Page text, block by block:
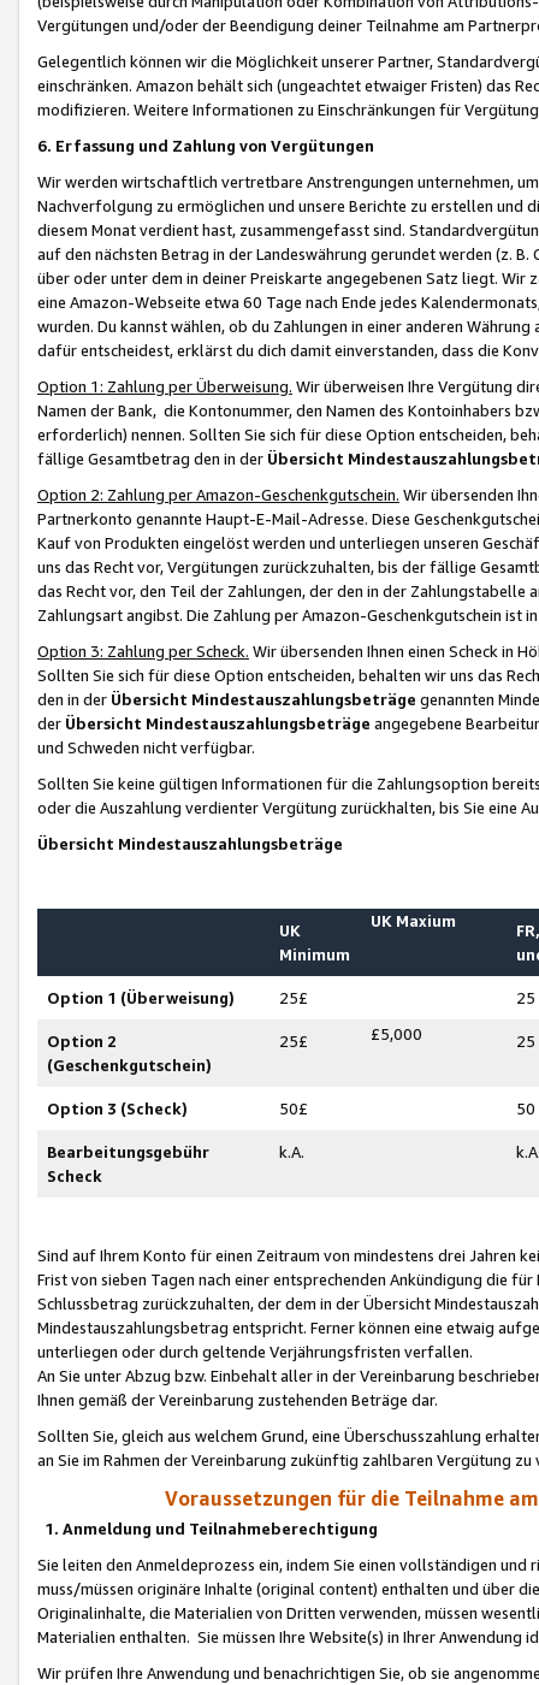
Vergütungen und/oder der Beendigung deiner Teilnahme am
Gelegentlich können wir die Möglichkeit unserer Partner,
einschränken. Amazon behält sich (ungeachtet etwaiger Fristen) das
modifizieren. Weitere Informationen zu Einschränkungen für
6. Erfassung und Zahlung von Vergütungen
Wir werden wirtschaftlich vertretbare Anstrengungen unternehmen,
Nachverfolgung zu ermöglichen und unsere Berichte zu erstellen und
diesem Monat verdient hast, zusammengefasst sind.
auf den nächsten Betrag in der Landeswährung gerundet werden (z.
über oder unter dem in deiner Preiskarte angegebenen Satz liegt.
eine Amazon-Webseite etwa 60 Tage nach Ende jedes
wurden. Du kannst wählen, ob du Zahlungen in einer anderen
dafür entscheidest, erklärst du dich damit einverstanden, dass die
Option 1: Zahlung per Überweisung. Wir überweisen Ihre Vergütung
Namen der Bank, die Kontonummer, den Namen des Kontoinhabers
erforderlich) nennen. Sollten Sie sich für diese Option entscheiden,
fällige Gesamtbetrag den in der Übersicht
Option 2: Zahlung per Amazon-Geschenkgutschein. Wir übersenden
Partnerkonto genannte Haupt-E-Mail-Adresse. Diese
Kauf von Produkten eingelöst werden und unterliegen unseren
uns das Recht vor, Vergütungen zurückzuhalten, bis der fällige
das Recht vor, den Teil der Zahlungen, der den in der
Zahlungsart angibst. Die Zahlung per Amazon-Geschenkgutschein ist
Option 3: Zahlung per Scheck. Wir übersenden Ihnen einen Scheck in
Sollten Sie sich für diese Option entscheiden, behalten wir uns das
den in der Übersicht Mindestauszahlungsbeträge genannten
der Übersicht Mindestauszahlungsbeträge angegebene
und Schweden nicht verfügbar.
Sollten Sie keine gültigen Informationen für die Zahlungsoption
oder die Auszahlung verdienter Vergütung zurückhalten, bis Sie
Übersicht Mindestauszahlungsbeträge
UK
Minimum
UK Maxium
Option 1 (Überweisung) 25£ 25
Option 2
(Geschenkgutschein)
25£ £5,000 25
Option 3 (Scheck) 50£ 50
Bearbeitungsgebühr
Scheck
k.A.
Sind auf Ihrem Konto für einen Zeitraum von mindestens drei Jahren
Frist von sieben Tagen nach einer entsprechenden Ankündigung die
Schlussbetrag zurückzuhalten, der dem in der Übersicht
Mindestauszahlungsbetrag entspricht. Ferner können eine etwaig
unterliegen oder durch geltende Verjährungsfristen verfallen.
An Sie unter Abzug bzw. Einbehalt aller in der Vereinbarung
Ihnen gemäß der Vereinbarung zustehenden Beträge dar.
Sollten Sie, gleich aus welchem Grund, eine Überschusszahlung
an Sie im Rahmen der Vereinbarung zukünftig zahlbaren Vergütung zu
Voraussetzungen für die Teilnahme
1. Anmeldung und Teilnahmeberechtigung
Sie leiten den Anmeldeprozess ein, indem Sie einen vollständigen
muss/müssen originäre Inhalte (original content) enthalten und über
Originalinhalte, die Materialien von Dritten verwenden, müssen
Materialien enthalten. Sie müssen Ihre Website(s) in Ihrer Anwendung
Wir prüfen Ihre Anwendung und benachrichtigen Sie, ob sie